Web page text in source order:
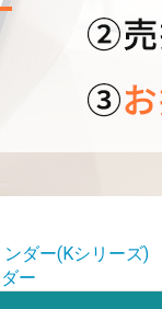
ンダー(Kシリーズ)
ー